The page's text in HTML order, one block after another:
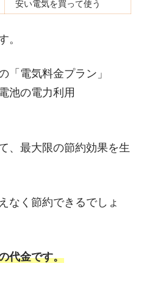
安い電気を買って使う
。
「電気料金プラン」
池の電力利用
、最大限の節約効果を生
なく節約できるでしょ
代金です。